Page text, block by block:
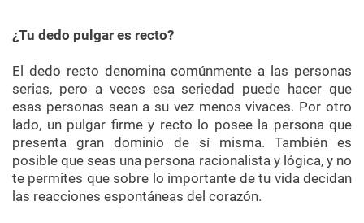
¿Tu dedo pulgar es recto?
El dedo recto denomina comúnmente a las personas
serias, pero a veces esa seriedad puede hacer que
esas personas sean a su vez menos vivaces. Por otro
lado, un pulgar firme y recto lo posee la persona que
presenta gran dominio de sí misma. También es
posible que seas una persona racionalista y lógica, y no
te permites que sobre lo importante de tu vida decidan
las reacciones espontáneas del corazón.